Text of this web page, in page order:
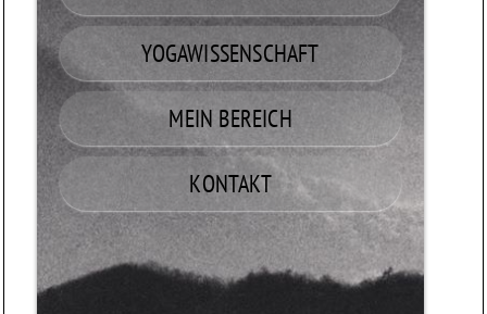
YOGAWISSENSCHAFT
MEIN BEREICH
KONTAKT